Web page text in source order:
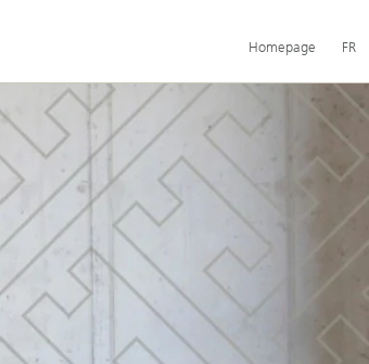
principale
Homepage FR